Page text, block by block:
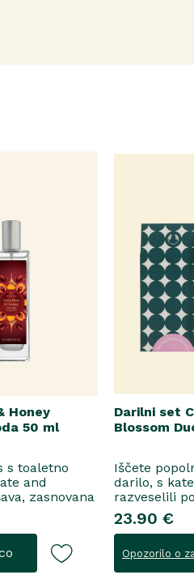
Honey
50 ml
s toaletno
and
zasnovana
za
nošenje, se
suhega
in frezije, ki
Darilni set
Blossom
Iščete
darilo, s
razveselili
Spoznajte
Cherry
popolno
nege in
ki poskrbi
23.90 €
Opozorilo o